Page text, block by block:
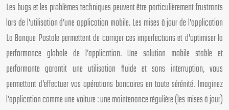
Les bugs et les problèmes techniques peuvent être particulièrement frustrants
lors de l’utilisation d’une application mobile. Les mises à jour de l’application
La Banque Postale permettent de corriger ces imperfections et d’optimiser la
performance globale de l’application. Une solution mobile stable et
performante garantit une utilisation fluide et sans interruption, vous
permettant d’effectuer vos opérations bancaires en toute sérénité. Imaginez
l’application comme une voiture : une maintenance régulière (les mises à jour)